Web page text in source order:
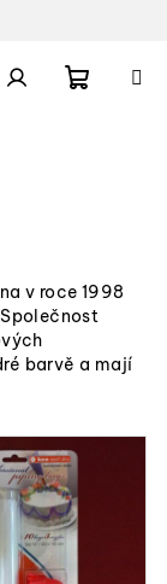
v roce 1998
barvě a mají